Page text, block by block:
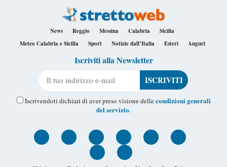
News Reggio Messina Calabria
Sicilia
Meteo Calabria e Sicilia
Sport Notizie dall’Italia Esteri Auguri
Iscriviti alla Newsletter
Iscrivendoti dichiari di aver preso visione dellecondizioni generali
del servizio.